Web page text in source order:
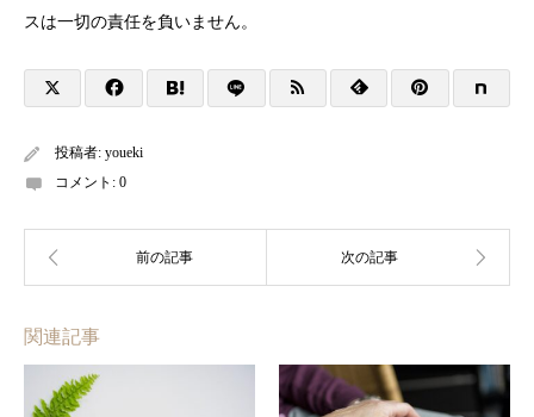
スは一切の責任を負いません。
投稿者: youeki
コメント: 0
関連記事